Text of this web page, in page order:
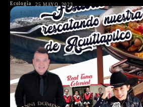
Ecología 25 MAYO, 2023